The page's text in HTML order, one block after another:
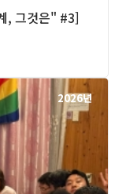
, 그것은" #3]
2026년